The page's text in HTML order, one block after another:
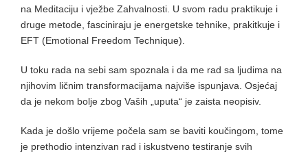
na Meditaciju i vježbe Zahvalnosti. U svom radu praktikuje i
druge metode, fasciniraju je energetske tehnike, prakitkuje i
EFT (Emotional Freedom Technique).
U toku rada na sebi sam spoznala i da me rad sa ljudima na
njihovim ličnim transformacijama najviše ispunjava. Osjećaj
da je nekom bolje zbog Vaših „uputa“ je zaista neopisiv.
Kada je došlo vrijeme počela sam se baviti koučingom, tome
je prethodio intenzivan rad i iskustveno testiranje svih